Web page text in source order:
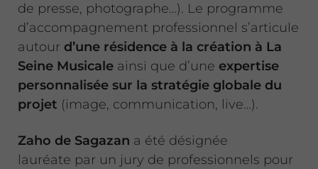
de presse, photographe…). Le programme
d’accompagnement professionnel s’articule
autour d’une résidence à la création à La
Seine Musicale ainsi que d’une expertise
personnalisée sur la stratégie globale du
projet (image, communication, live…).
Zaho de Sagazan a été désignée
lauréate par un jury de professionnels pour